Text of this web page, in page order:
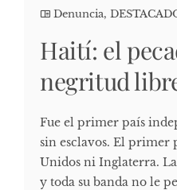
Denuncia,
Haití: el
negritud
Fue el primer país
sin esclavos. El primer
Unidos ni Inglaterra.
y toda su banda no le